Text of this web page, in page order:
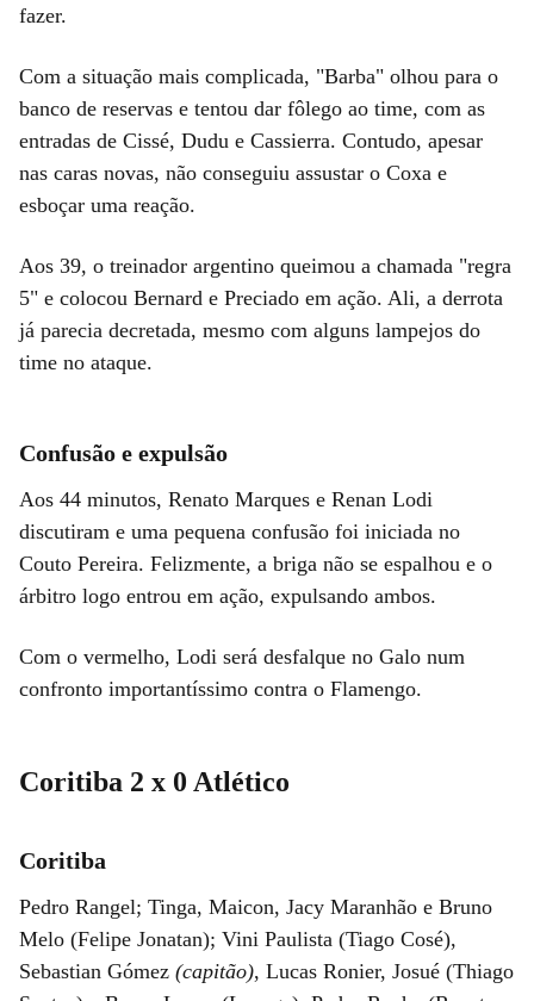
fazer.
Com a situação mais complicada, "Barba" olhou para o
banco de reservas e tentou dar fôlego ao time, com as
entradas de Cissé, Dudu e Cassierra. Contudo, apesar
nas caras novas, não conseguiu assustar o Coxa e
esboçar uma reação.
Aos 39, o treinador argentino queimou a chamada "regra
5" e colocou Bernard e Preciado em ação. Ali, a derrota
já parecia decretada, mesmo com alguns lampejos do
time no ataque.
Confusão e expulsão
Aos 44 minutos, Renato Marques e Renan Lodi
discutiram e uma pequena confusão foi iniciada no
Couto Pereira. Felizmente, a briga não se espalhou e o
árbitro logo entrou em ação, expulsando ambos.
Com o vermelho, Lodi será desfalque no Galo num
confronto importantíssimo contra o Flamengo.
Coritiba 2 x 0 Atlético
Coritiba
Pedro Rangel; Tinga, Maicon, Jacy Maranhão e Bruno
Melo (Felipe Jonatan); Vini Paulista (Tiago Cosé),
Sebastian Gómez (capitão), Lucas Ronier, Josué (Thiago